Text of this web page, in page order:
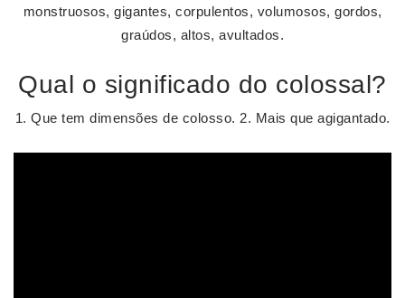
monstruosos, gigantes, corpulentos, volumosos, gordos,
graúdos, altos, avultados.
Qual o significado do colossal?
1. Que tem dimensões de colosso. 2. Mais que agigantado.